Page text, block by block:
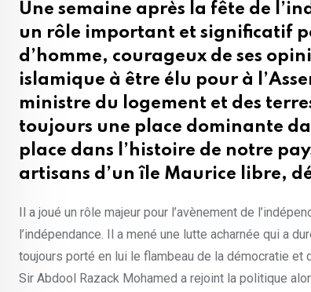
Une semaine après la fête de
un rôle important et significatif
d’homme, courageux de ses
islamique à être élu pour à
ministre du logement et des
toujours une place dominante
place dans l’histoire de notre
artisans d’un île Maurice libre,
Il a joué un rôle majeur pour l’avènement de
l’indépendance. Il a mené une lutte acharnée qui a
toujours porté en lui le flambeau de la démocratie et
Sir Abdool Razack Mohamed a rejoint la politique